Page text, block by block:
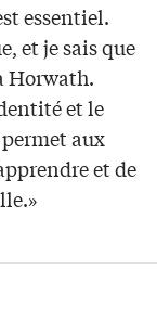
essentiel.
et je sais que
Horwath.
et le
aux
et de